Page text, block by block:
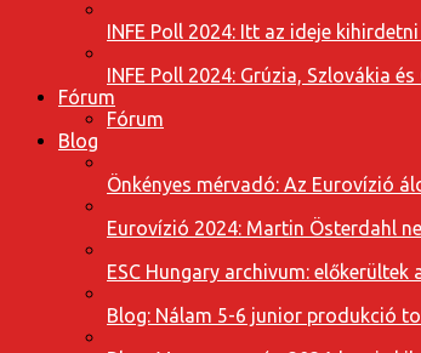
INFE Poll 2024: Itt az ideje
INFE Poll 2024: Grúzia, Szlovákia
Fórum
Fórum
Blog
Önkényes mérvadó: Az Eurovízió
Eurovízió 2024: Martin Österdahl
ESC Hungary archivum:
Blog: Nálam 5-6 junior produkció